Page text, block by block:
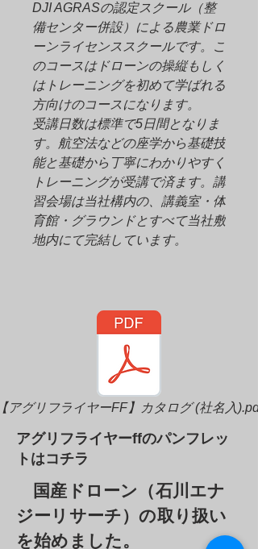
DJI AGRASの認定スクール（整
備センター併設）による農業ドロ
ーンライセンススクールです。こ
のコースはドローンの操縦もしく
はトレーニングを初めて学ばれる
方向けのコースになります。
受講日数は標準で5日間となりま
す。航空法などの座学から基礎技
能と基礎から丁寧にわかりやすく
トレーニングが受講で済ます。講
習会場は当社構内の、講義室・体
育館・グラウンドとすべて当社敷
地内にて完結しています。
アグリフライヤーFF】カタログ (社名入).pdf
​アグリフライヤーffのパンフレッ
トはコチラ
国産ドローン（石川エナ
ジーリサーチ）の取り扱い
を始めました。